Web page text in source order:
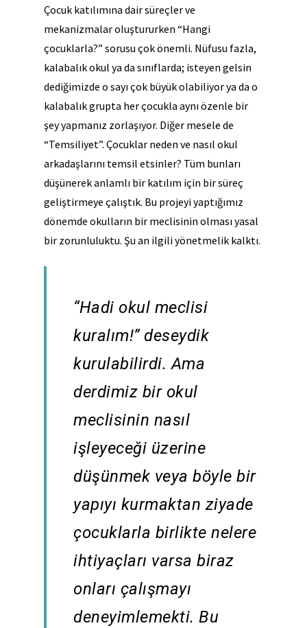
Çocuk katılımına dair süreçler ve
mekanizmalar oluştururken “Hangi
çocuklarla?” sorusu çok önemli. Nüfusu fazla,
kalabalık okul ya da sınıflarda; isteyen gelsin
dediğimizde o sayı çok büyük olabiliyor ya da o
kalabalık grupta her çocukla aynı özenle bir
şey yapmanız zorlaşıyor. Diğer mesele de
“Temsiliyet”. Çocuklar neden ve nasıl okul
arkadaşlarını temsil etsinler? Tüm bunları
düşünerek anlamlı bir katılım için bir süreç
geliştirmeye çalıştık. Bu projeyi yaptığımız
dönemde okulların bir meclisinin olması yasal
bir zorunluluktu. Şu an ilgili yönetmelik kalktı.
“Hadi okul meclisi
kuralım!” deseydik
kurulabilirdi. Ama
derdimiz bir okul
meclisinin nasıl
işleyeceği üzerine
düşünmek veya böyle bir
yapıyı kurmaktan ziyade
çocuklarla birlikte nelere
ihtiyaçları varsa biraz
onları çalışmayı
deneyimlemekti. Bu